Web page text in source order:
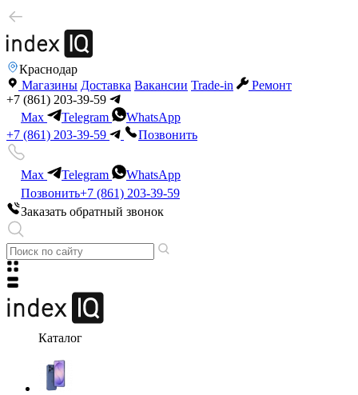
Краснодар
Магазины Доставка Вакансии Trade-in
Ремонт
+7 (861) 203-39-59
Max
Telegram
WhatsApp
+7 (861) 203-39-59
Позвонить
Max Telegram
WhatsApp
Позвонить+7 (861) 203-39-59
Заказать обратный звонок
Каталог